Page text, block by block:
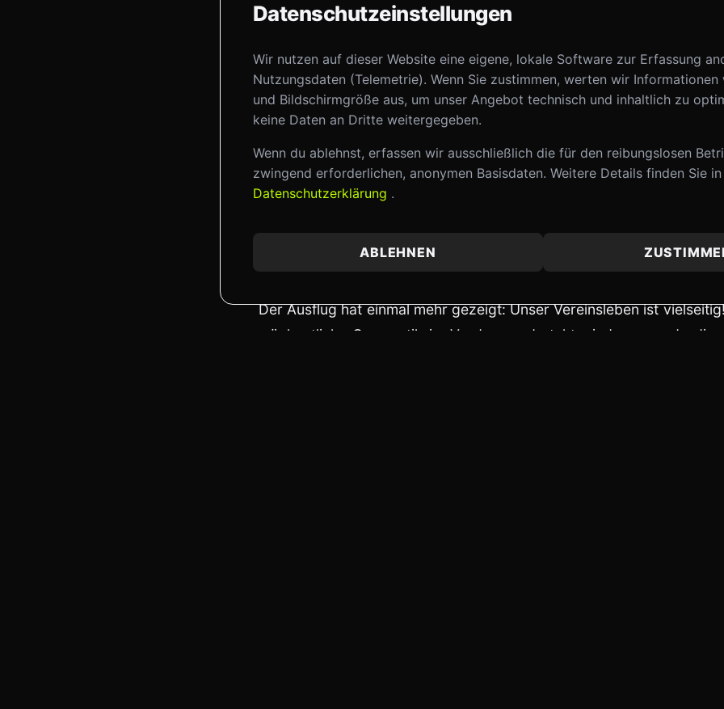
Datenschutzeinstellungen
Wir nutzen auf dieser Website eine eigene, lokale Software zur Erfassung
Nutzungsdaten (Telemetrie). Wenn Sie zustimmen, werten wir Informationen
und Bildschirmgröße aus, um unser Angebot technisch und inhaltlich zu
keine Daten an Dritte weitergegeben.
Wenn du ablehnst, erfassen wir ausschließlich die für den reibungslosen
zwingend erforderlichen, anonymen Basisdaten. Weitere Details finden Sie
Datenschutzerklärung .
ABLEHNEN
durch die deutsche Vergangenheit seit 1945. Für uns als Gruppe
betrachten – von der Nachkriegszeit über das
Wiedervereinigung.
Besonders bewegend war es für viele von uns, die Exponate
Kindheit und Jugend zu entdecken. Beim Anblick von alten
zeittypischer Mode und technischen Meilensteinen kamen
Gespräche und viele gemeinsame Erinnerungen auf. Es war ein
Mehr als nur Sport
Der Ausflug hat einmal mehr gezeigt: Unser Vereinsleben ist
wöchentliche Gymnastik im Vordergrund steht, sind es gerade